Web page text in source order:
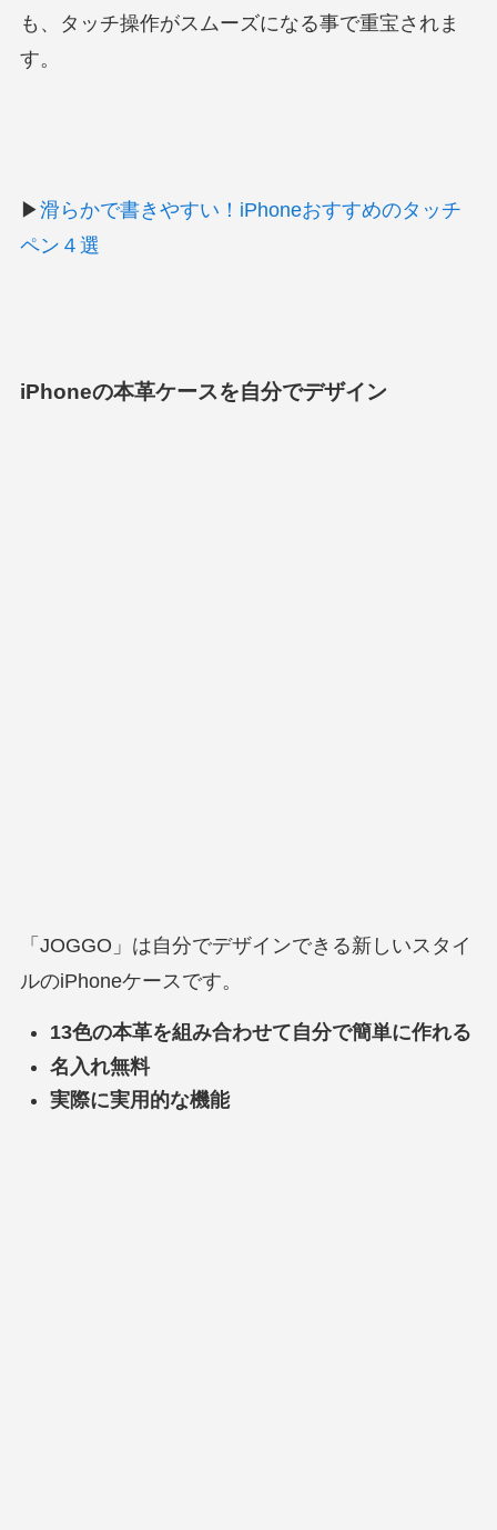
も、タッチ操作がスムーズになる事で重宝されま
す。
▶滑らかで書きやすい！iPhoneおすすめのタッチ
ペン４選
iPhoneの本革ケースを自分でデザイン
「JOGGO」は自分でデザインできる新しいスタイ
ルのiPhoneケースです。
13色の本革を組み合わせて自分で簡単に作れる
名入れ無料
実際に実用的な機能